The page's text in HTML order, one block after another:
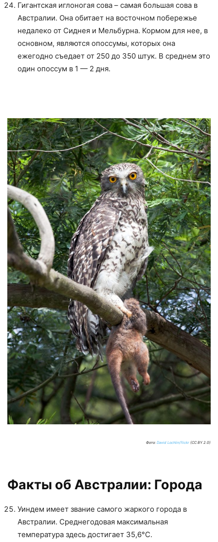
Гигантская иглоногая сова – самая большая сова в
Австралии. Она обитает на восточном побережье
недалеко от Сиднея и Мельбурна. Кормом для нее, в
основном, являются опоссумы, которых она
ежегодно съедает от 250 до 350 штук. В среднем это
один опоссум в 1 — 2 дня.
Фото: David Lochlin/flickr (CC BY 2.0)
Факты об Австралии: Города
Уиндем имеет звание самого жаркого города в
Австралии. Среднегодовая максимальная
температура здесь достигает 35,6°С.